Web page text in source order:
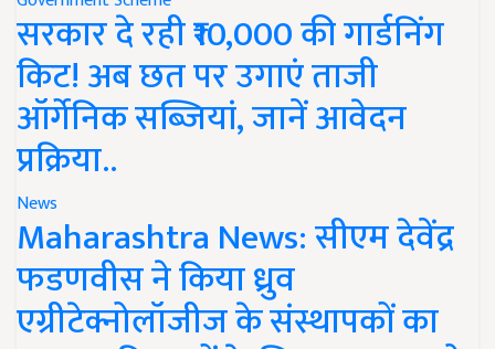
सरकार दे रही ₹10,000 की गार्डनिंग
किट! अब छत पर उगाएं ताजी
ऑर्गेनिक सब्जियां, जानें आवेदन
प्रक्रिया..
News
Maharashtra News: सीएम देवेंद्र
फडणवीस ने किया ध्रुव
एग्रीटेक्नोलॉजीज के संस्थापकों का